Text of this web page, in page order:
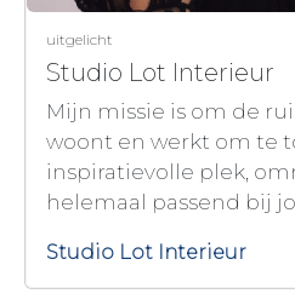
uitgelicht
Studio Lot Interieur
Mijn missie is om de
woont en werkt om te
inspiratievolle plek,
helemaal passend bij
Studio Lot Interieur